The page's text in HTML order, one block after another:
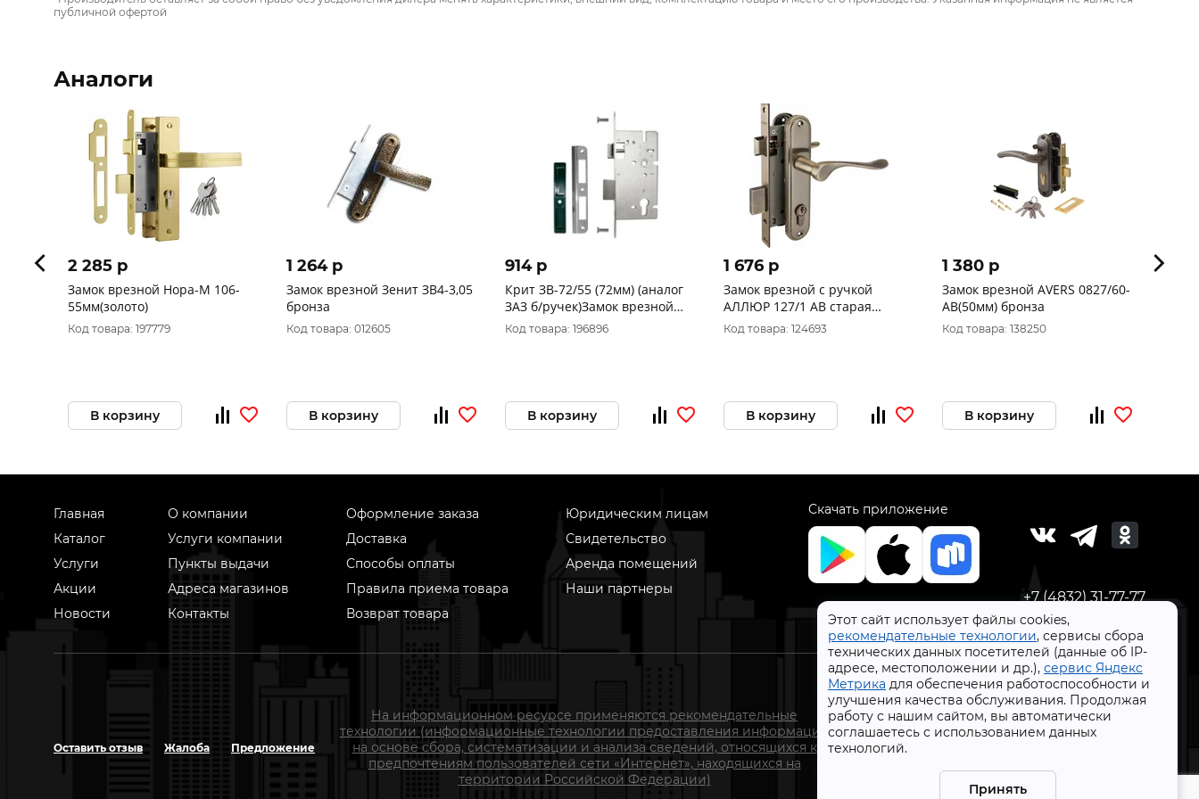
Этот сайт использует файлы cookies,
рекомендательные технологии, сервисы сбора
технических данных посетителей (данные об IP-
адресе, местоположении и др.), сервис Яндекс
Метрика для обеспечения работоспособности и
улучшения качества обслуживания. Продолжая
работу с нашим сайтом, вы автоматически
соглашаетесь с использованием данных
технологий.
Принять
публичной офертой
Аналоги
2 285 p
Замок врезной Нора-М 106-
55мм(золото)
Код товара: 197779
В корзину
1 264 p
Замок врезной Зенит ЗВ4-3,05
бронза
Код товара: 012605
В корзину
914 p
Крит ЗВ-72/55 (72мм) (аналог
ЗАЗ б/ручек)Замок врезной
тяж(50)
Код товара: 196896
В корзину
1 676 p
Замок врезной с ручкой
АЛЛЮР 127/1 AB старая
бронза
Код товара: 124693
В корзину
1 380 p
Замок врезной AVERS 0827/60-
AB(50мм) бронза
Код товара: 138250
В корзину
873
Главная
Каталог
Услуги
Акции
Новости
О компании
Услуги компании
Пункты выдачи
Адреса магазинов
Контакты
Оформление заказа
Доставка
Способы оплаты
Правила приема товара
Возврат товара
Юридическим лицам
Свидетельство
Аренда помещений
Наши партнеры
Скачать приложение
+7 (4832) 31-77-77
Оставить отзыв Жалоба Предложение
На информационном ресурсе применяются рекомендательные
технологии (информационные технологии предоставления информации
на основе сбора, систематизации и анализа сведений, относящихся к
предпочтениям пользователей сети «Интернет», находящихся на
территории Российской Федерации)
СтройлоН 1998-2026 г.
Публичная оферта
Обработка персональных данных
Политика конфиденциальности сервисов Яндекс